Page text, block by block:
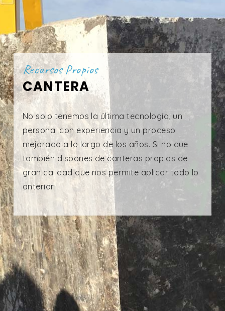
Recursos Propios
CANTERA
No solo tenemos la última tecnología, un
personal con experiencia y un proceso
mejorado a lo largo de los años. Si no que
también dispones de canteras propias de
gran calidad que nos permite aplicar todo lo
anterior.